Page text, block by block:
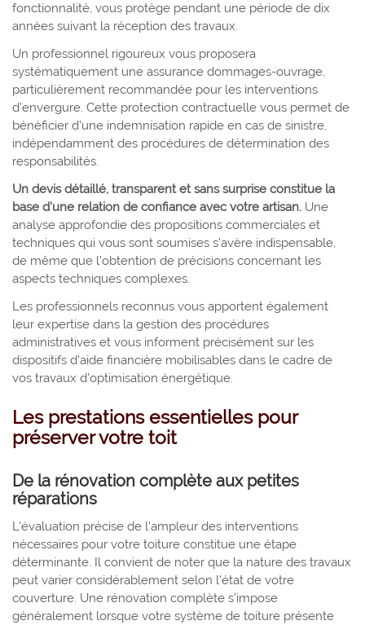
fonctionnalité, vous protège pendant une période de dix
années suivant la réception des travaux.
Un professionnel rigoureux vous proposera
systématiquement une assurance dommages-ouvrage,
particulièrement recommandée pour les interventions
d'envergure. Cette protection contractuelle vous permet de
bénéficier d'une indemnisation rapide en cas de sinistre,
indépendamment des procédures de détermination des
responsabilités.
Un devis détaillé, transparent et sans surprise constitue la
base d'une relation de confiance avec votre artisan. Une
analyse approfondie des propositions commerciales et
techniques qui vous sont soumises s'avère indispensable,
de même que l'obtention de précisions concernant les
aspects techniques complexes.
Les professionnels reconnus vous apportent également
leur expertise dans la gestion des procédures
administratives et vous informent précisément sur les
dispositifs d'aide financière mobilisables dans le cadre de
vos travaux d'optimisation énergétique.
Les prestations essentielles pour
préserver votre toit
De la rénovation complète aux petites
réparations
L'évaluation précise de l'ampleur des interventions
nécessaires pour votre toiture constitue une étape
déterminante. Il convient de noter que la nature des travaux
peut varier considérablement selon l'état de votre
couverture. Une rénovation complète s'impose
généralement lorsque votre système de toiture présente